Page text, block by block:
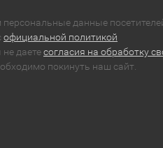
данные
официальной политикой
не даетесогласия на обработку
покинуть наш сайт.